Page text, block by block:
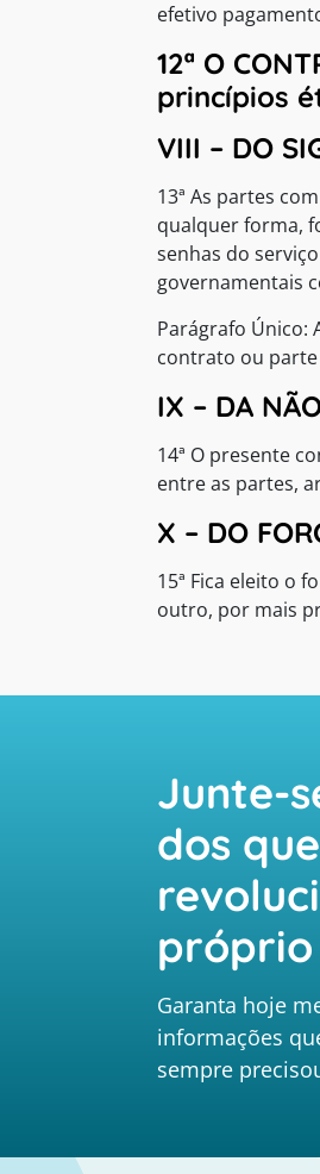
efetivo
12ª O
princípios
VIII – DO
13ª As partes
qualquer forma,
senhas do
governamentais
Parágrafo Único:
contrato ou
IX – DA
14ª O presente
entre as partes,
X – DO
15ª Fica eleito o
outro, por mais
Junte-
dos que
próprio
Garanta hoje
informações
sempre